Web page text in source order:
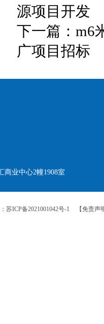
源项目开发
下一篇： m6
广项目招标
商业中心2幢1908室
苏ICP备2021001042号-1 【免责声